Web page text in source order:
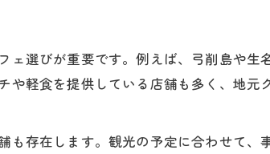
選びが重要です。例えば、弓削島や生
軽食を提供している店舗も多く、地元
存在します。観光の予定に合わせて、